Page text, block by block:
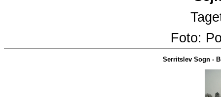
Foto:
Serritslev Sogn-